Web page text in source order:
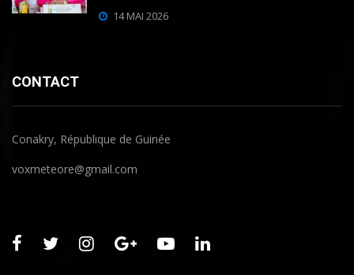
14 MAI 2026
CONTACT
Conakry, République de Guinée
voxmeteore@gmail.com